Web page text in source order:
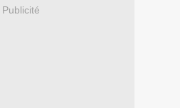
Publicité